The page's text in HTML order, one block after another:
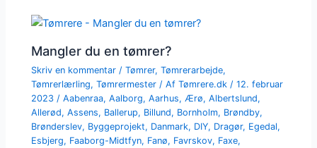
Mangler du en tømrer?
Skriv en kommentar /Tømrer,Tømrerarbejde,
Tømrerlærling,Tømrermester / AfTømrere.dk/12. februar
2023/Aabenraa,Aalborg,Aarhus,Ærø,Albertslund,
Allerød,Assens, Ballerup, Billund, Bornholm, Brøndby,
Brønderslev, Byggeprojekt, Danmark, DIY, Dragør, Egedal,
Esbjerg, Faaborg-Midtfyn, Fanø, Favrskov, Faxe,